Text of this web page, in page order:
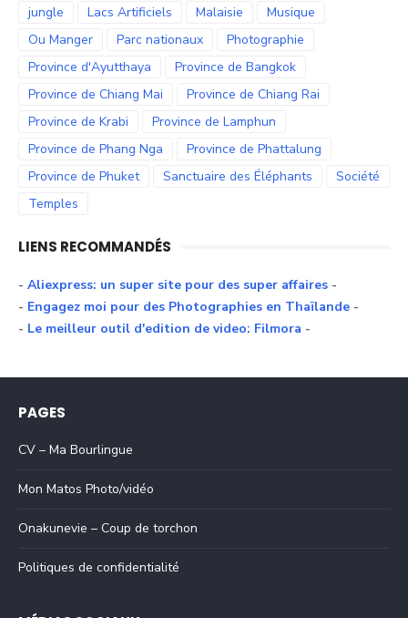
jungle
Lacs Artificiels Malaisie
Musique
Ou Manger
Parc nationaux
Photographie
Province d'Ayutthaya
Province de Bangkok
Province de Chiang Mai
Province de Chiang Rai
Province de Krabi
Province de Lamphun
Province de Phang Nga
Province de Phattalung
Province de Phuket
Sanctuaire des Éléphants
Société
Temples
LIENS RECOMMANDÉS
- Aliexpress: un super site pour des super affaires -
- Engagez moi pour des Photographies en Thaïlande -
- Le meilleur outil d'edition de video: Filmora -
PAGES
CV – Ma Bourlingue
Mon Matos Photo/vidéo
Onakunevie – Coup de torchon
Politiques de confidentialité